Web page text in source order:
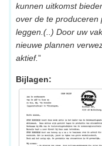
kunnen uitkomst
over de te produceren
leggen.(..) Door uw
nieuwe plannen
aktief.”
Bijlagen: